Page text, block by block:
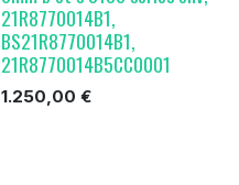
21R8770014B1,
BS21R8770014B1,
21R8770014B5CC0001
1.250,00 €